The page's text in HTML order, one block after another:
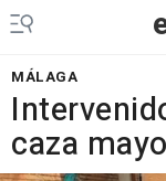
MÁLAGA
caza